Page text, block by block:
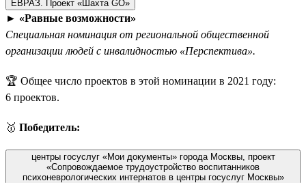
ЕВРАЗ. Проект «Шахта GO»
► «Равные возможности»
Специальная номинация от региональной общественной
организации людей с инвалидностью «Перспектива».
🏆 Общее число проектов в этой номинации в 2021 году:
6 проектов.
🥇 Победитель:
центры госуслуг «Мои документы» города Москвы, проект
«Сопровождаемое трудоустройство воспитанников
психоневрологических интернатов в центры госуслуг Москвы»